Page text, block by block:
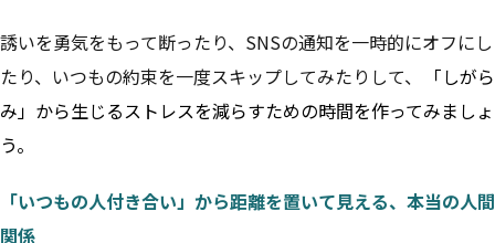
誘いを勇気をもって断ったり、SNSの通知を一時的にオフにし
たり、いつもの約束を一度スキップしてみたりして、
「しがら
み」から生じるストレスを減らすための時間を作ってみましょ
う。
「いつもの人付き合い」から距離を置いて見える、本当の人間
関係